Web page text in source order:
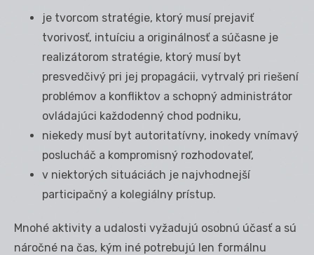
je tvorcom stratégie, ktorý musí prejaviť
tvorivosť, intuíciu a originálnosť a súčasne je
realizátorom stratégie, ktorý musí byt
presvedčivý pri jej propagácii, vytrvalý pri riešení
problémov a konfliktov a schopný administrátor
ovládajúci každodenný chod podniku,
niekedy musí byt autoritatívny, inokedy vnímavý
poslucháč a kompromisný rozhodovateľ,
v niektorých situáciách je najvhodnejší
participačný a kolegiálny prístup.
Mnohé aktivity a udalosti vyžadujú osobnú účasť a sú
náročné na čas, kým iné potrebujú len formálnu